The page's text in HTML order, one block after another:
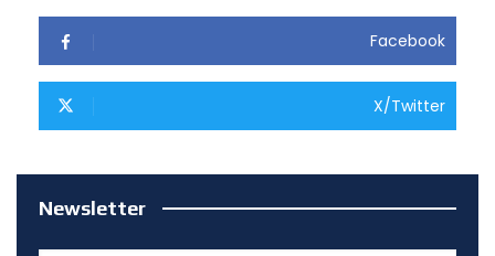
Facebook
X/Twitter
Newsletter